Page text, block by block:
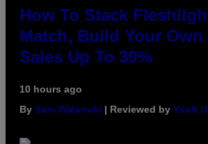
How To Stack
Match, Build Your Own
Sales Up To 30%
10 hours ago
By Sam Watanuki | Reviewed by Ysolt